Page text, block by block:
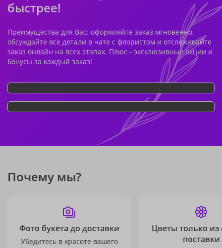
быстрее!
Преимущества для Вас: оформляйте заказ мгновенно,
обсуждайте все детали в чате с флористом и отслеживайте
заказ онлайн на всех этапах. Плюс - эксклюзивные акции и
бонусы за каждый заказ!
Почему мы?
Фото букета до доставки
Убедитесь в красоте вашего
Цветы только из
поставки